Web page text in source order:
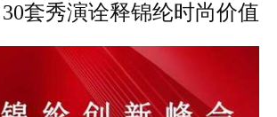
30套秀演诠释锦纶时尚价值